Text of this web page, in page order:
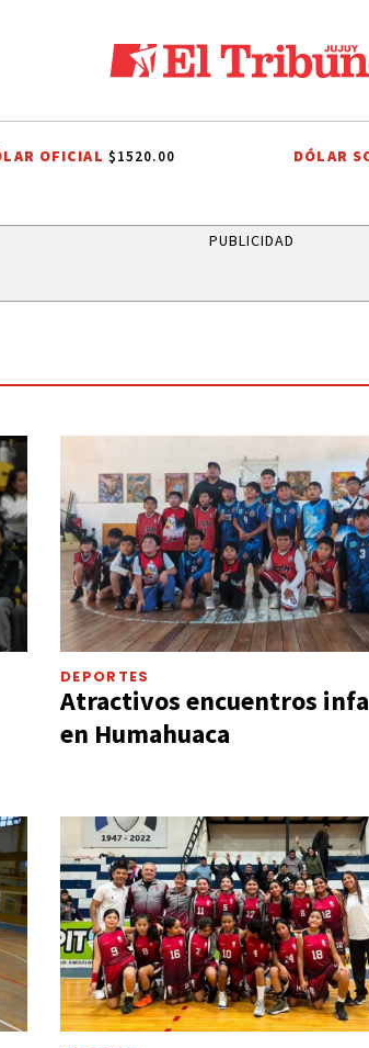
LIGA PROFESIONAL INTERNA
OFICIAL $1520.00 DÓLAR
PUBLICIDAD
DEPORTES
Atractivos encuentros
en Humahuaca